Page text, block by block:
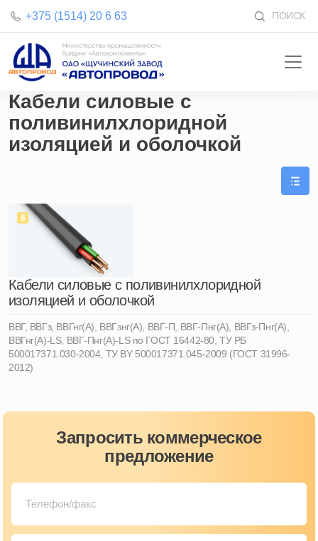
+375 (1514) 20 6 63 ПОИСК
Кабели силовые с
поливинилхлоридной
изоляцией и оболочкой
8
Кабели силовые с поливинилхлоридной
изоляцией и оболочкой
ВВГ, ВВГз, ВВГнг(А), ВВГзнг(А), ВВГ-П, ВВГ-Пнг(А), ВВГз-Пнг(А),
ВВГнг(А)-LS, ВВГ-Пнг(А)-LS по ГОСТ 16442-80, ТУ РБ
500017371.030-2004, ТУ BY 500017371.045-2009 (ГОСТ 31996-
2012)
Запросить коммерческое
предложение